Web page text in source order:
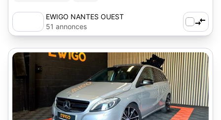
EWIGO NANTES OUEST
51 annonces